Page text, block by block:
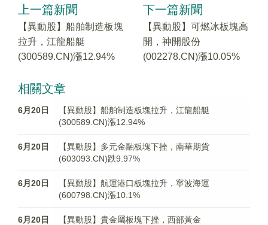
上一篇新聞
【異動股】船舶制造板塊
拉升，江龍船艇
(300589.CN)漲12.94%
下一篇新聞
【異動股】可燃冰板塊高
開，神開股份
(002278.CN)漲10.05%
相關文章
6月20日
【異動股】船舶制造板塊拉升，江龍船艇
(300589.CN)漲12.94%
6月20日
【異動股】多元金融板塊下挫，南華期貨
(603093.CN)跌9.97%
6月20日
【異動股】航運港口板塊拉升，寧波海運
(600798.CN)漲10.1%
6月20日
【異動股】貴金屬板塊下挫，西部黃金